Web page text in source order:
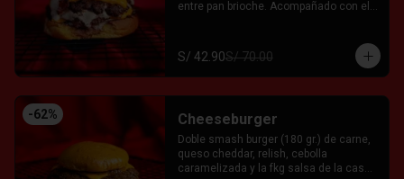
entre pan brioche. Acompañado con el
S/ 42.90S/ 70.00
-62% Cheeseburger
Doble smash burger (180 gr.) de carne,
queso cheddar, relish, cebolla
caramelizada y la fkg salsa de la casa